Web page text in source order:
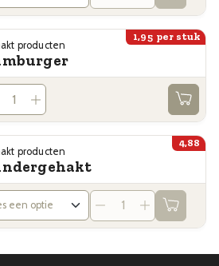
producten
1,95 per stuk
producten
4,88